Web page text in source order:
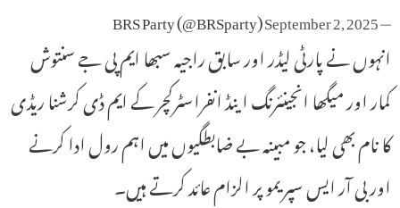
— BRS Party (@BRSparty)
September 2, 2025
انہوں نے پارٹی لیڈر اور سابق راجیہ سبھا ایم پی جے سنتوش
کمار اور میگھا انجینئرنگ اینڈ انفراسٹرکچر کے ایم ڈی کرشنا ریڈی
کا نام بھی لیا، جو مبینہ بے ضابطگیوں میں اہم رول ادا کرنے
اور بی آر ایس سپریمو پر الزام عائد کرتے ہیں۔